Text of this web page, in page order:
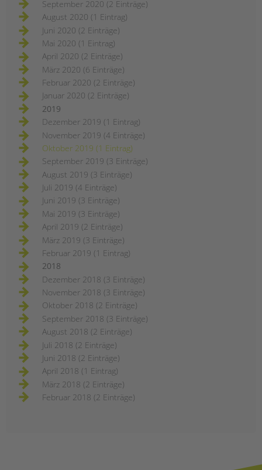
September 2020 (2 Einträge)
August 2020 (1 Eintrag)
Juni 2020 (2 Einträge)
Mai 2020 (1 Eintrag)
April 2020 (2 Einträge)
März 2020 (6 Einträge)
Februar 2020 (2 Einträge)
Januar 2020 (2 Einträge)
2019
Dezember 2019 (1 Eintrag)
November 2019 (4 Einträge)
Oktober 2019 (1 Eintrag)
September 2019 (3 Einträge)
August 2019 (3 Einträge)
Juli 2019 (4 Einträge)
Juni 2019 (3 Einträge)
Mai 2019 (3 Einträge)
April 2019 (2 Einträge)
März 2019 (3 Einträge)
Februar 2019 (1 Eintrag)
2018
Dezember 2018 (3 Einträge)
November 2018 (3 Einträge)
Oktober 2018 (2 Einträge)
September 2018 (3 Einträge)
August 2018 (2 Einträge)
Juli 2018 (2 Einträge)
Juni 2018 (2 Einträge)
April 2018 (1 Eintrag)
März 2018 (2 Einträge)
Februar 2018 (2 Einträge)